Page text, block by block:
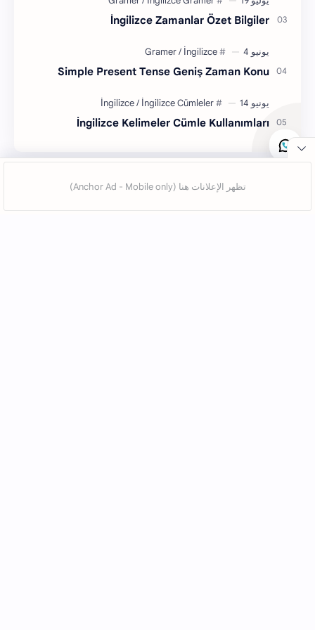
İngilizce Zamanlar Özet Bilgiler
Simple Present Tense Geniş Zaman Konu
İngilizce Kelimeler Cümle Kullanımları